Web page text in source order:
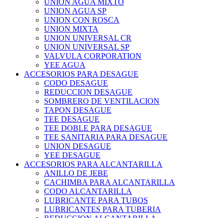
UNION AGUA MIXTO
UNION AGUA SP
UNION CON ROSCA
UNION MIXTA
UNION UNIVERSAL CR
UNION UNIVERSAL SP
VALVULA CORPORATION
YEE AGUA
ACCESORIOS PARA DESAGUE
CODO DESAGUE
REDUCCION DESAGUE
SOMBRERO DE VENTILACION
TAPON DESAGUE
TEE DESAGUE
TEE DOBLE PARA DESAGUE
TEE SANITARIA PARA DESAGUE
UNION DESAGUE
YEE DESAGUE
ACCESORIOS PARA ALCANTARILLA
ANILLO DE JEBE
CACHIMBA PARA ALCANTARILLA
CODO ALCANTARILLA
LUBRICANTE PARA TUBOS
LUBRICANTES PARA TUBERIA